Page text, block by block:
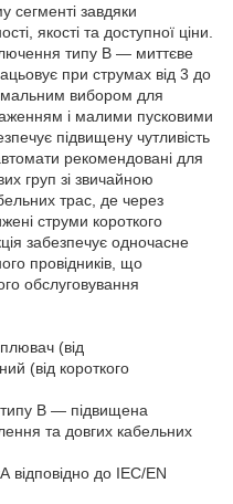
сегменті завдяки
якості та доступної ціни.
типу B — миттєве
при струмах від 3 до
вибором для
і малими пусковими
підвищену чутливість
рекомендовані для
груп зі звичайною
трас, де через
струми короткого
забезпечує одночасне
провідників, що
обслуговування
(від
(від короткого
B — підвищена
та довгих кабельних
відповідно до IEC/EN